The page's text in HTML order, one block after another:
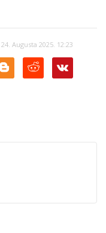
24. Augusta 2025. 12:23